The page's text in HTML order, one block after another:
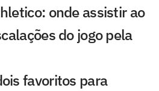
onde assistir ao
do jogo pela
favoritos para